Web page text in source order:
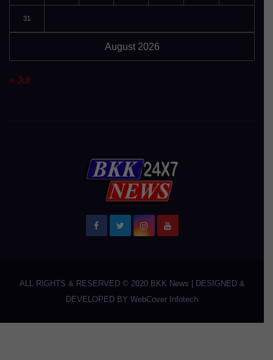
August 2026
31
« Jul
ALL RIGHTS & RESERVED © 2020 BKK News | DESIGNED &
DEVELOPED BY WebCover Infotech